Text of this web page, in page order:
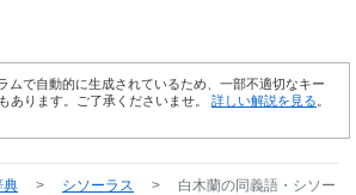
ムで自動的に生成されているため、一部不適切なキー
あります。ご了承くださいませ。 詳しい解説を見る
典 > シソーラス > 白木蘭の同義語・シソー